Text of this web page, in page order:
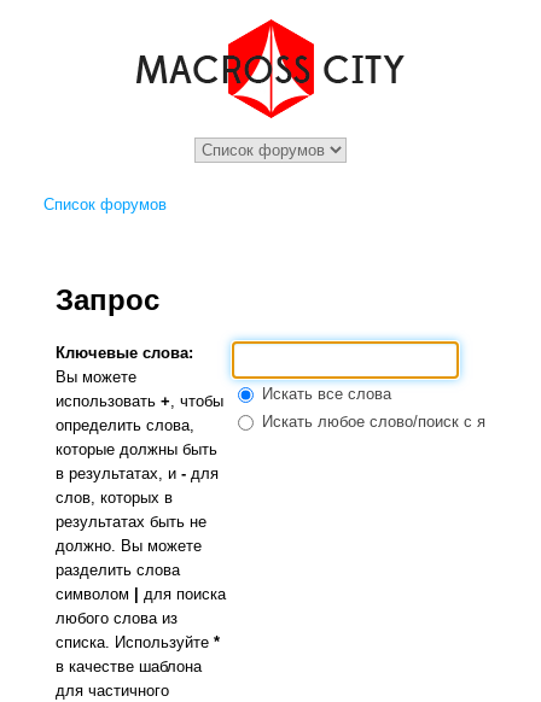
Список форумов
Запрос
Ключевые слова:
Вы можете
использовать+, чтобы
определить слова,
которые должны быть
в результатах, и- для
слов, которых в
результатах быть не
должно. Вы можете
разделить слова
символом
для поиска
любого слова из
списка. Используйте*
в качестве шаблона
для частичного
Искать все слова
Искать любое слово/поиск с языком